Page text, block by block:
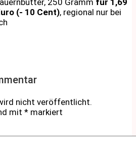
(- 10 Cent), regional nur bei
nicht veröffentlicht.
mit * markiert